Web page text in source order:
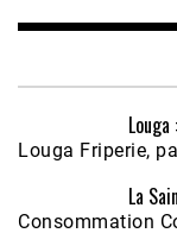
EMBED
Louga Friperie,
La
Consommation